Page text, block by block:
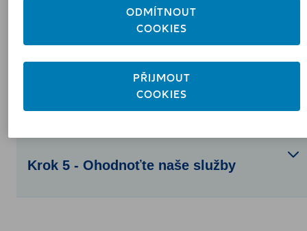
Krok 4 - Škoda uhrazena
Krok 5 - Ohodnoťte naše služby
ODMÍTNOUT
COOKIES
PŘIJMOUT
COOKIES